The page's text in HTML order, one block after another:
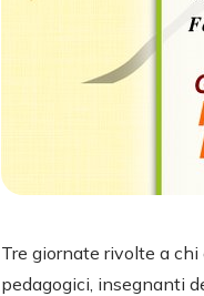
Tre giornate rivolte a
pedagogici, insegnanti